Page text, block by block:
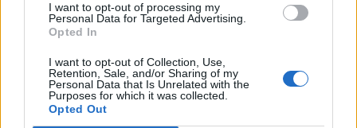
I want to opt-out of processing my
Personal Data for Targeted Advertising.
Opted In
I want to opt-out of Collection, Use,
Retention, Sale, and/or Sharing of my
Personal Data that Is Unrelated with the
Purposes for which it was collected.
Opted Out